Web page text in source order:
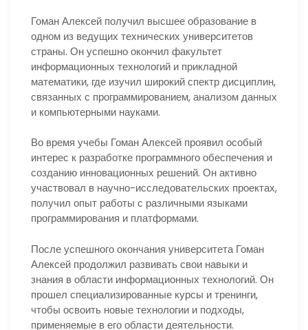
Гоман Алексей получил высшее образование в
одном из ведущих технических университетов
страны. Он успешно окончил факультет
информационных технологий и прикладной
математики, где изучил широкий спектр дисциплин,
связанных с программированием, анализом данных
и компьютерными науками.
Во время учебы Гоман Алексей проявил особый
интерес к разработке программного обеспечения и
созданию инновационных решений. Он активно
участвовал в научно-исследовательских проектах,
получил опыт работы с различными языками
программирования и платформами.
После успешного окончания университета Гоман
Алексей продолжил развивать свои навыки и
знания в области информационных технологий. Он
прошел специализированные курсы и тренинги,
чтобы освоить новые технологии и подходы,
применяемые в его области деятельности.